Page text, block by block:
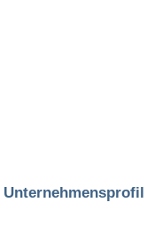
Unternehmensprofil